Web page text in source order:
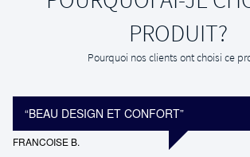
PRODUIT?
Pourquoi nos clients ont choisi ce
“BEAU DESIGN ET CONFORT”
FRANCOISE B.